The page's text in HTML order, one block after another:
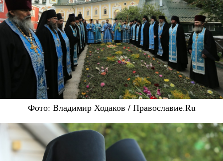
Фото: Владимир Ходаков / Православие.Ru